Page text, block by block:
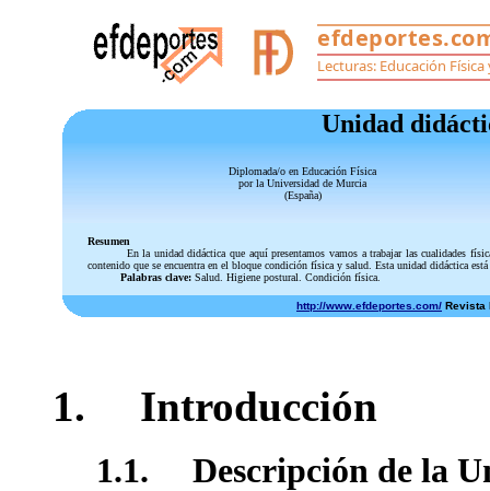
Unidad
Diplomada/o en Educación Física
por la Universidad de Murcia
(España)
Resumen
En la unidad didáctica que aquí presentamos vamos a trabajar las cualidades
contenido que se encuentra en el bloque condición física y salud. Esta unidad didáctica
Palabras clave: Salud. Higiene postural. Condición física.
http://www.efdeportes.com/ Revista
1. Introducción
1.1. Descripción de la